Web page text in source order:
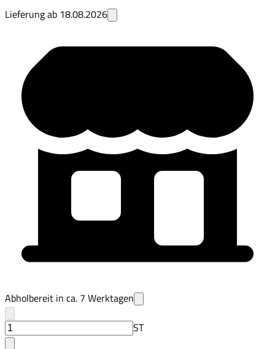
Lieferung ab 18.08.2026
Abholbereit in ca. 7 Werktagen
ST